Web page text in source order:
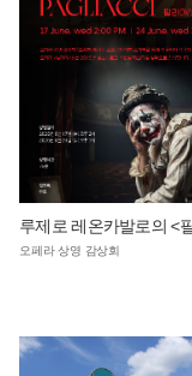
루제로 레온카발로의 <
오페라 상영 감상회